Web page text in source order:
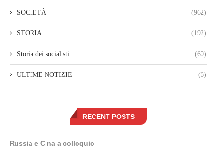
SOCIETÀ (962)
STORIA (192)
Storia dei socialisti (60)
ULTIME NOTIZIE (6)
RECENT POSTS
Russia e Cina a colloquio